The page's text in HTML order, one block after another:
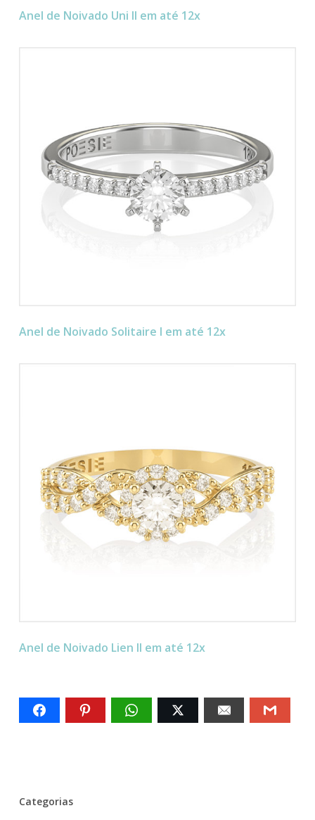
Anel de Noivado Uni II em até 12x
Anel de Noivado Solitaire I em até 12x
Anel de Noivado Lien II em até 12x
Categorias